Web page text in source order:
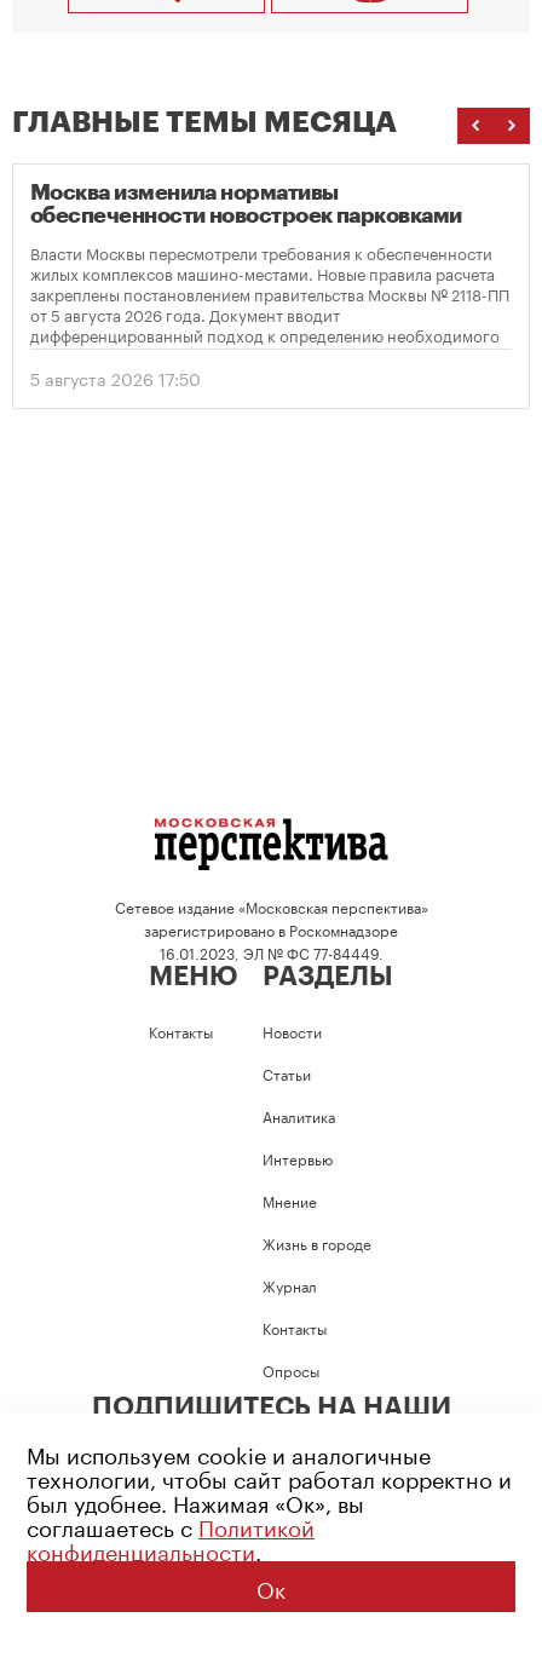
ГЛАВНЫЕ ТЕМЫ МЕСЯЦА
Москва изменила нормативы
обеспеченности новостроек парковками
Власти Москвы пересмотрели требования к обеспеченности
жилых комплексов машино-местами. Новые правила расчета
закреплены постановлением правительства Москвы № 2118-ПП
от 5 августа 2026 года. Документ вводит
дифференцированный подход к определению необходимого
количества парковок в зависимости от площади квартир и
устанавливает переходный период для уже согласованных
проектов.
5 августа 2026 17:50
Сетевое издание «Московская перспектива»
зарегистрировано в Роскомнадзоре
16.01.2023, ЭЛ № ФС 77-84449.
МЕНЮ
Контакты
РАЗДЕЛЫ
Новости
Статьи
Аналитика
Интервью
Мнение
Жизнь в городе
Журнал
Контакты
Опросы
ПОДПИШИТЕСЬ НА НАШИ
Возрастное ограничение: 16+
Политика конфиденциальности
© 2026 Все права защищены
Мы используем cookie и аналогичные
технологии, чтобы сайт работал корректно и
был удобнее. Нажимая «Ок», вы
соглашаетесь с Политикой
конфиденциальности.
Ок